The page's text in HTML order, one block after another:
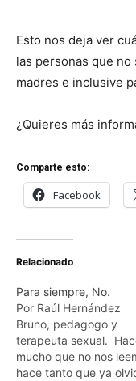
Esto nos deja ver
las personas que
madres e inclusive
¿Quieres más
Comparte esto:
Facebook
Relacionado
Para siempre, No.
Por Raúl Hernández
Bruno, pedagogo y
terapeuta sexual.
mucho que no nos
hace tanto que ya